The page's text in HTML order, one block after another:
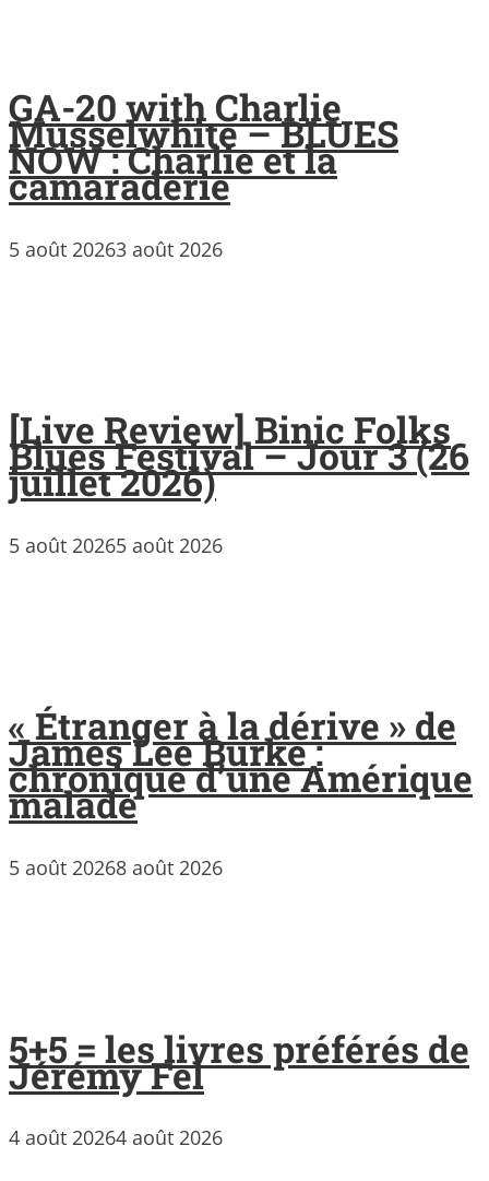
GA-20 with Charlie
Musselwhite – BLUES
NOW : Charlie et la
camaraderie
5 août 20263 août 2026
[Live Review] Binic Folks
Blues Festival – Jour 3 (26
juillet 2026)
5 août 20265 août 2026
« Étranger à la dérive » de
James Lee Burke :
chronique d’une Amérique
malade
5 août 20268 août 2026
5+5 = les livres préférés de
Jérémy Fel
4 août 20264 août 2026